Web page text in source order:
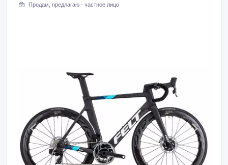
Продам, предлагаю - частное лицо